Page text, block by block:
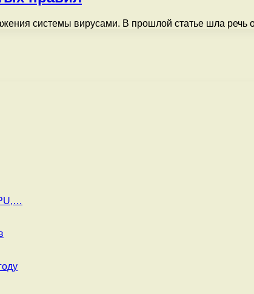
системы вирусами. В прошлой статье шла